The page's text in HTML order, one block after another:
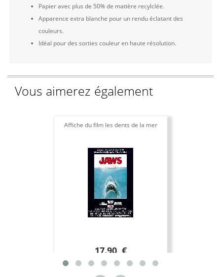
Papier avec plus de 50% de matière recylclée.
Apparence extra blanche pour un rendu éclatant des
couleurs.
Idéal pour des sorties couleur en haute résolution.
Vous aimerez également
Affiche du film les dents de la mer
17.90 €